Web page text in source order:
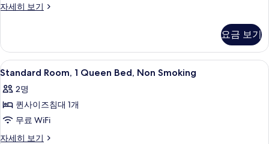
자세히 보기
Queen
히
보
기
요금 보기
Standard
Room,
1
Queen
Bed,
Non
객실 내 금고, 책상, 암막 커튼, 다리미/
4
Standard Room, 1 Queen Bed, Non Smoking
2명
퀸사이즈침대 1개
무료 WiFi
자세히 보기
Standard